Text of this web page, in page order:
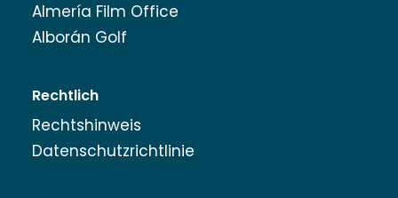
Almería Film Office
Alborán Golf
Rechtlich
Rechtshinweis
Datenschutzrichtlinie